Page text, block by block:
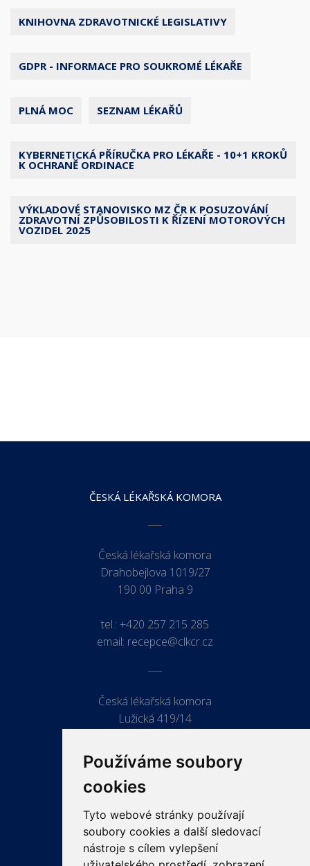
Používáme soubory
cookies
Tyto webové stránky používají
soubory cookies a další sledovací
nástroje s cílem vylepšení
KNIHOVNA ZDRAVOTNICKÉ LEGISLATIVY
GDPR - INFORMACE PRO SOUKROMÉ LÉKAŘE
PLNÁ MOC SEZNAM LÉKAŘŮ
KYBERNETICKÁ PŘÍRUČKA PRO LÉKAŘE - 10+1 KROKŮ
K OCHRANĚ ORDINACE
VÝKLADOVÉ STANOVISKO MZ ČR K POSUZOVÁNÍ
ZDRAVOTNÍ ZPŮSOBILOSTI K ŘÍZENÍ MOTOROVÝCH
VOZIDEL 2025
ČESKÁ LÉKAŘSKÁ KOMORA
Česká lékařská komora
Drahobejlova 1019/27
190 00 Praha 9
tel.: +420 257 215 285
email: recepce@clkcr.cz
Česká lékařská komora
Lužická 419/14
ODKAZY
PRO LÉKAŘE